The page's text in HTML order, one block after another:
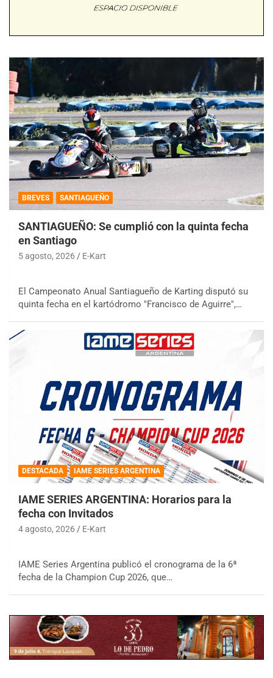
BREVES SANTIAGUEÑO
SANTIAGUEÑO: Se cumplió con la quinta fecha
en Santiago
5 agosto, 2026 E-Kart
El Campeonato Anual Santiagueño de Karting disputó su
quinta fecha en el kartódromo "Francisco de Aguirre",…
DESTACADA IAME SERIES ARGENTINA
IAME SERIES ARGENTINA: Horarios para la
fecha con Invitados
4 agosto, 2026 E-Kart
IAME Series Argentina publicó el cronograma de la 6ª
fecha de la Champion Cup 2026, que…